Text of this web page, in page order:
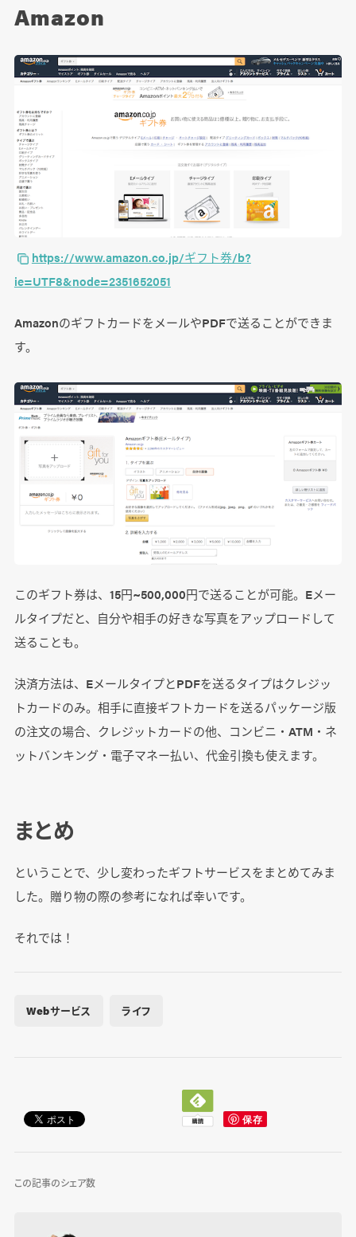
Amazon
https://www.amazon.co.jp/ギフト券/b?
ie=UTF8&node=2351652051
AmazonのギフトカードをメールやPDFで送ることができま
す。
このギフト券は、15円~500,000円で送ることが可能。Eメー
ルタイプだと、自分や相手の好きな写真をアップロードして
送ることも。
決済方法は、EメールタイプとPDFを送るタイプはクレジッ
トカードのみ。相手に直接ギフトカードを送るパッケージ版
の注文の場合、クレジットカードの他、コンビニ・ATM・ネ
ットバンキング・電子マネー払い、代金引換も使えます。
まとめ
ということで、少し変わったギフトサービスをまとめてみま
した。贈り物の際の参考になれば幸いです。
それでは！
Webサービス ライフ
この記事のシェア数